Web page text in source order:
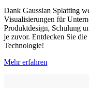
Dank Gaussian Splatting
Visualisierungen für
Produktdesign, Schulung
je zuvor. Entdecken Sie
Technologie!
Mehr erfahren